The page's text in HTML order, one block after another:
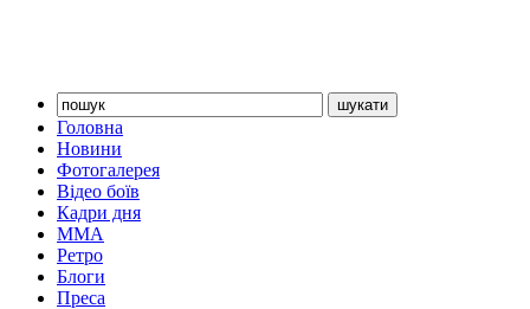
Головна
Новини
Фотогалерея
Відео боїв
Кадри дня
ММА
Ретро
Блоги
Преса